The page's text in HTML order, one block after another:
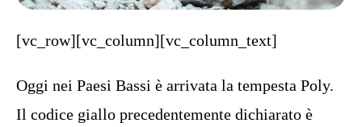
[vc_row][vc_column][vc_column_text]
Oggi nei Paesi Bassi è arrivata la tempesta Poly.
Il codice giallo precedentemente dichiarato è